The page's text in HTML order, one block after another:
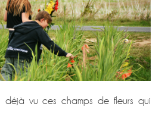
déjà vu ces champs de fleurs qui